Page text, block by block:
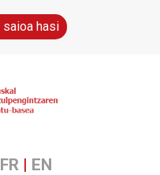
saioa hasi
FR | EN